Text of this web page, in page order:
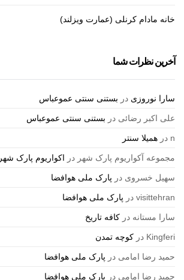
خانه مادام کرنلی (عمارت ویزلند)
آخرین نظرات شما
سارا نوروزی در بستنی سنتی عموعباس
علی اکبر رضائی در بستنی سنتی عموعباس
n در همیلا سنتر
مجموعه آکواریوم پارک شهر در اکواریوم پارک شهر
سهیل خسروی در پارک ملی هوافضا
visittehran در پارک ملی هوافضا
سارا مستانه در کافه تاریخ
Kingferi در کوچه تمدن
حمید رضا امامی در پارک ملی هوافضا
حمید رضا امامی در پارک ملی هوافضا